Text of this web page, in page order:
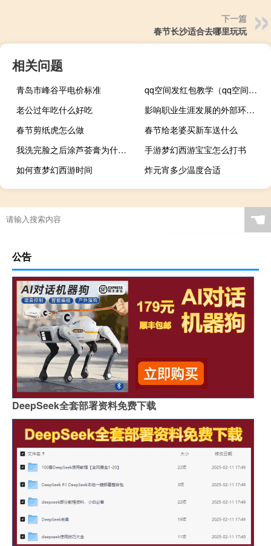
下一篇
春节长沙适合去哪里玩玩
相关问题
青岛市峰谷平电价标准
qq空间发红包教学（qq空间发红包）
老公过年吃什么好吃
影响职业生涯发展的外部环境因素
春节剪纸虎怎么做
春节给老婆买新车送什么
我洗完脸之后涂芦荟膏为什么会有刺痛感啊（无限未来zhttty）
手游梦幻西游宝宝怎么打书
如何查梦幻西游时间
炸元宵多少温度合适
☚
公告
DeepSeek全套部署资料免费下载